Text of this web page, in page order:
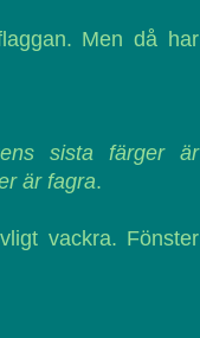
Men då har
sista färger är
är fagra.
vackra. Fönster